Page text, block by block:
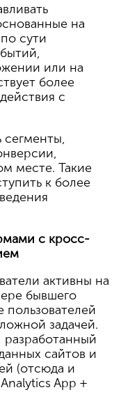
на
сути
или на
более
с
месте. Такие
к более
с кросс-
активны на
бывшего
пользователей
задачей.
разработанный
сайтов и
(отсюда и
App +